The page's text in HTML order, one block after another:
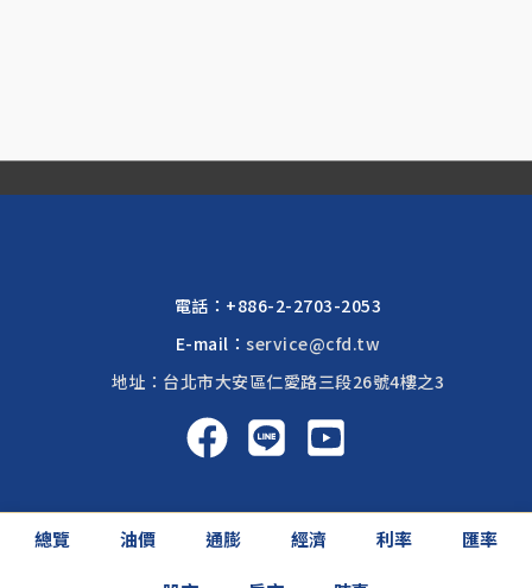
總覽 油價 通膨 經濟 利率 匯率
電話： +886-2-2703-2053
E-mail：service@cfd.tw
地址：台北市大安區仁愛路三段26號4樓之3
啟富達國際 2026 © All rights reserved.
網頁設計公司
: 振作國際